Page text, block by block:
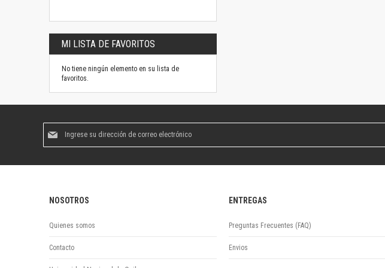
MI LISTA DE FAVORITOS
No tiene ningún elemento en su lista de
favoritos.
boletín
NOSOTROS
Quienes somos
Contacto
ENTREGAS
Preguntas Frecuentes (FAQ)
Envios